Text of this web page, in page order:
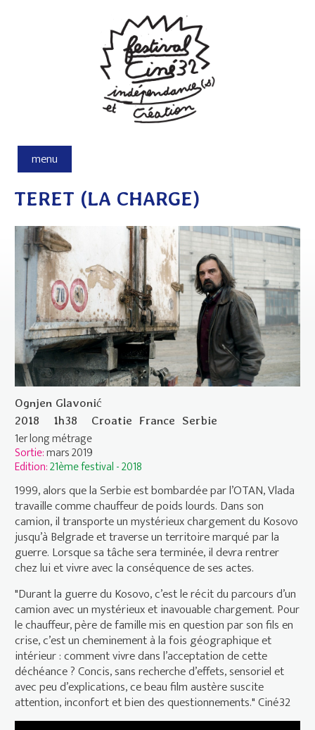
menu
TERET (LA CHARGE)
Ognjen Glavonić
2018
1h38 Croatie France Serbie
1er long métrage
Sortie:mars 2019
Edition:21ème festival - 2018
1999, alors que la Serbie est bombardée par l’OTAN, Vlada
travaille comme chauffeur de poids lourds. Dans son
camion, il transporte un mystérieux chargement du Kosovo
jusqu’à Belgrade et traverse un territoire marqué par la
guerre. Lorsque sa tâche sera terminée, il devra rentrer
chez lui et vivre avec la conséquence de ses actes.
"Durant la guerre du Kosovo, c’est le récit du parcours d’un
camion avec un mystérieux et inavouable chargement. Pour
le chauffeur, père de famille mis en question par son fils en
crise, c’est un cheminement à la fois géographique et
intérieur : comment vivre dans l’acceptation de cette
déchéance ? Concis, sans recherche d’effets, sensoriel et
avec peu d’explications, ce beau film austère suscite
attention, inconfort et bien des questionnements." Ciné32